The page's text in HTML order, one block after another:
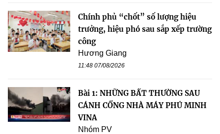
Chính phủ “chốt” số lượng hiệu
trưởng, hiệu phó sau sắp xếp trường
công
Hương Giang
11:48 07/08/2026
Bài 1: NHỮNG BẤT THƯỜNG SAU
CÁNH CỔNG NHÀ MÁY PHÚ MINH
VINA
Nhóm PV